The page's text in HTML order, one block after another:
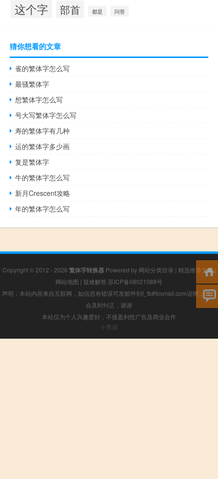
这个字 部首 都是 问答
猜你想看的文章
雀的繁体字怎么写
最骚繁体字
想繁体字怎么写
号大写繁体字怎么写
寿的繁体字有几种
运的繁体字多少画
复是繁体字
牛的繁体字怎么写
新月Crescent攻略
年的繁体字怎么写
Copyright © 2012 - 2026 繁体字转换器Powered by 网站分类目录 | 精选推荐文章|
网站地图 | 疑难解答 苏ICP备08021088号
声明：本站内容来自互联网，如信息有错误可发邮件到f_fb#foxmail.com说明，我们
会及时纠正，谢谢
本站仅为个人兴趣爱好，不接盈利性广告及商业合作
小男孩